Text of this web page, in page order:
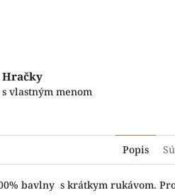
Hračky
s vlastným menom
Popis
bavlny s krátkym rukávom.